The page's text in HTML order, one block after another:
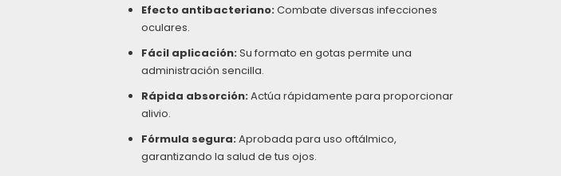
Efecto antibacteriano:Combate diversas infecciones
oculares.
Fácil aplicación:Su formato en gotas permite una
administración sencilla.
Rápida absorción:Actúa rápidamente para proporcionar
alivio.
Fórmula segura:Aprobada para uso oftálmico,
garantizando la salud de tus ojos.